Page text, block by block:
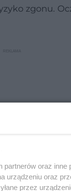
zgonu.
partnerów oraz
urządzeniu oraz
przez